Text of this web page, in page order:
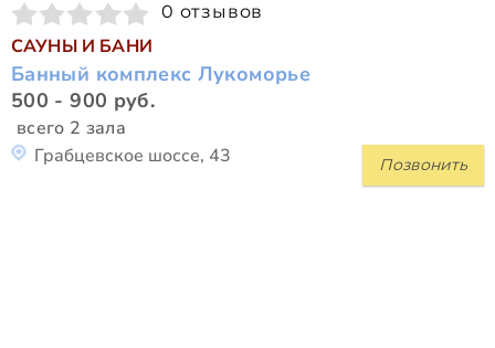
0 отзывов
САУНЫ И БАНИ
Банный комплекс Лукоморье
500 - 900 руб.
всего 2 зала
Позвонить
Грабцевское шоссе, 43